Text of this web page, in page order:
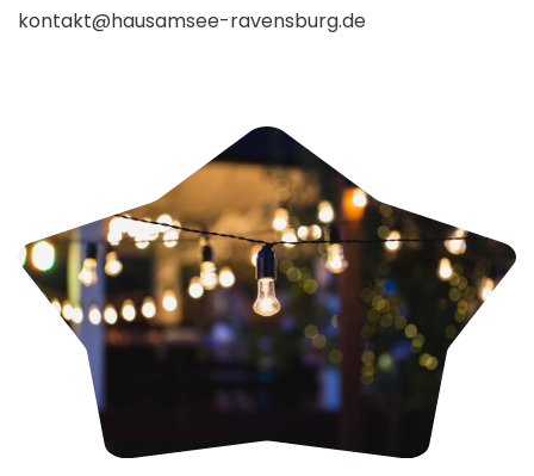
kontakt@hausamsee-ravensburg.de